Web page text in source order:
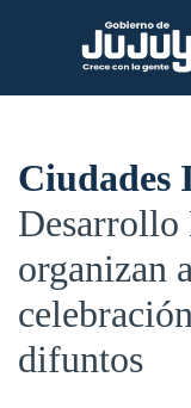
Ciudades
Desarrollo
organizan
difuntos